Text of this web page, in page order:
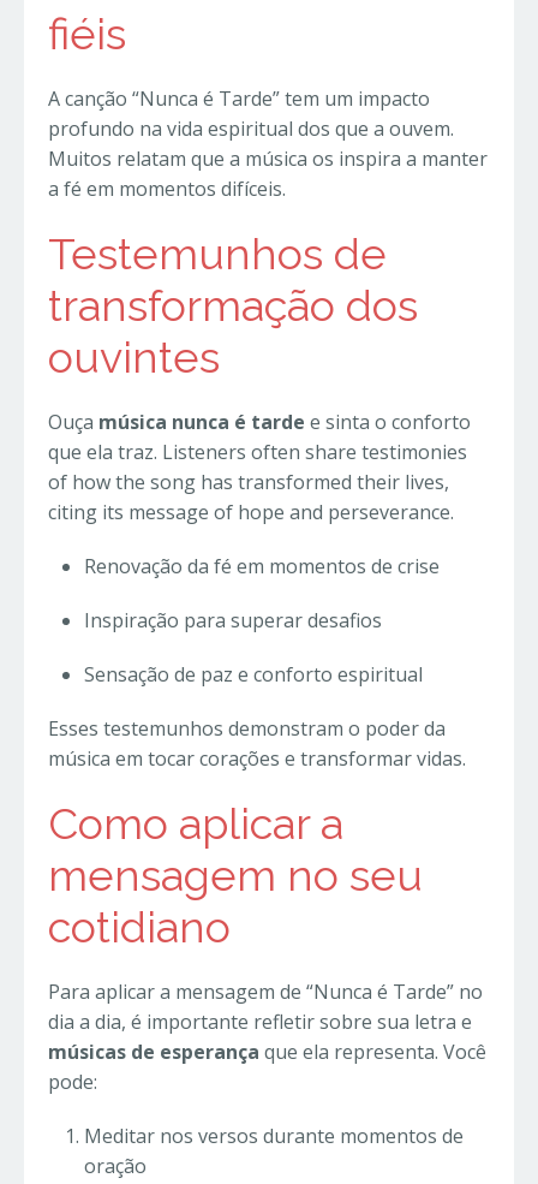
fiéis
A canção “Nunca é Tarde” tem um impacto
profundo na vida espiritual dos que a ouvem.
Muitos relatam que a música os inspira a manter
a fé em momentos difíceis.
Testemunhos de
transformação dos
ouvintes
Ouça música nunca é tarde e sinta o conforto
que ela traz. Listeners often share testimonies
of how the song has transformed their lives,
citing its message of hope and perseverance.
Renovação da fé em momentos de crise
Inspiração para superar desafios
Sensação de paz e conforto espiritual
Esses testemunhos demonstram o poder da
música em tocar corações e transformar vidas.
Como aplicar a
mensagem no seu
cotidiano
Para aplicar a mensagem de “Nunca é Tarde” no
dia a dia, é importante refletir sobre sua letra e
músicas de esperança que ela representa. Você
pode:
Meditar nos versos durante momentos de
oração